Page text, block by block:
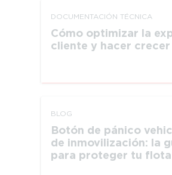
DOCUMEN­TACIÓN TÉCNICA
Cómo optimizar la
cliente y hacer
BLOG
Botón de pánico
de inmovilización: la
para proteger tu flota